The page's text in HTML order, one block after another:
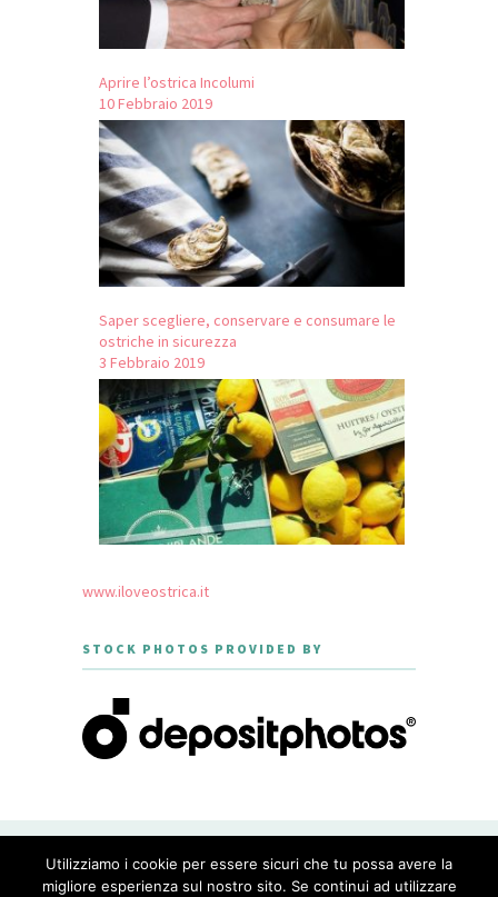
Aprire l’ostrica Incolumi
10 Febbraio 2019
Saper scegliere, conservare e consumare le
ostriche in sicurezza
3 Febbraio 2019
www.iloveostrica.it
STOCK PHOTOS PROVIDED BY
GOURMET - THEME DESIGNED BY
MERIDIANTHEMES
Utilizziamo i cookie per essere sicuri che tu possa avere la
migliore esperienza sul nostro sito. Se continui ad utilizzare